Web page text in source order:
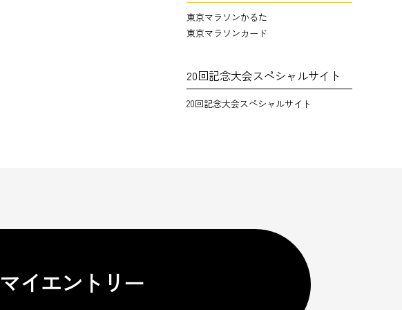
東京マラソンかるた
東京マラソンカード
20回記念大会スペシャルサイト
20回記念大会スペシャルサイト
マイエントリー